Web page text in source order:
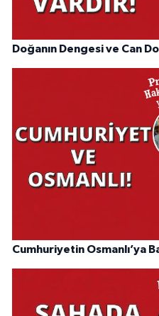
Doğanın Dengesi ve Can
Cumhuriyetin Osmanlı’ya